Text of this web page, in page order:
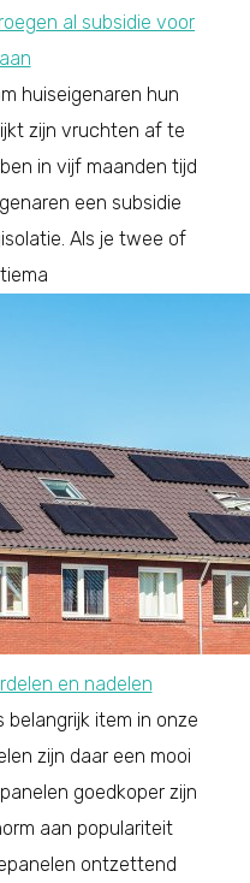
al subsidie voor
huiseigenaren hun
zijn vruchten af te
in vijf maanden tijd
een subsidie
Als je twee of
en nadelen
belangrijk item in onze
zijn daar een mooi
goedkoper zijn
aan populariteit
ontzettend